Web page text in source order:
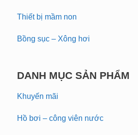
Thiết bị mầm non
Bồng sục – Xông hơi
DANH MỤC SẢN PHẨM
Khuyến mãi
Hồ bơi – công viên nước